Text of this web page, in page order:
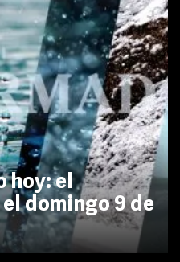
hoy: el
domingo 9 de